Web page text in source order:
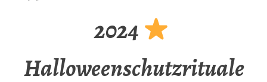
2024
Halloweenschutzrituale